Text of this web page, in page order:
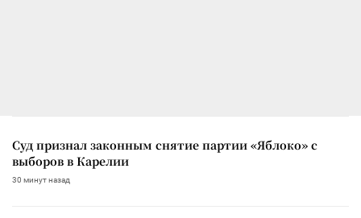
Суд признал законным снятие партии «Яблоко» с
выборов в Карелии
30 минут назад